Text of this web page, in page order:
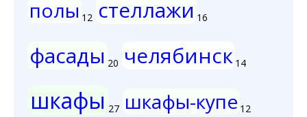
полы 12 стеллажи 16
фасады 20 челябинск 14
шкафы 27 шкафы-купе 12